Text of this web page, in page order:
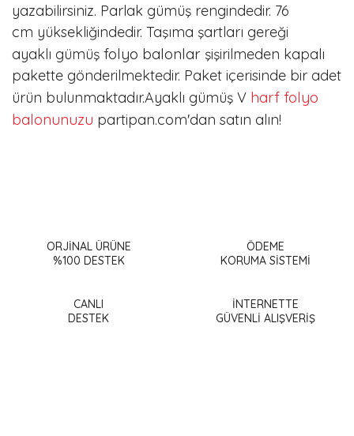
yazabilirsiniz. Parlak gümüş rengindedir. 76
cm yüksekliğindedir. Taşıma şartları gereği
ayaklı gümüş folyo balonlar şişirilmeden kapalı
pakette gönderilmektedir. Paket içerisinde bir adet
ürün bulunmaktadır.Ayaklı gümüş V harf folyo
balonunuzu partipan.com'dan satın alın!
Görüş ve önerileriniz için teşekkür ederiz.
Ürün açıklamasında eksik bilgiler bulunuyor.
Ürün bilgilerinde hatalar bulunuyor.
ORJİNAL ÜRÜNE
%100 DESTEK
ÖDEME
KORUMA SİSTEMİ
CANLI
DESTEK
İNTERNETTE
GÜVENLİ ALIŞVERİŞ